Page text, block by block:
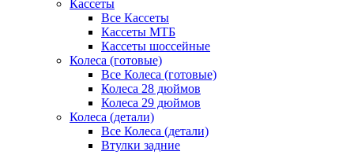
Кассеты
Все Кассеты
Кассеты МТБ
Кассеты шоссейные
Колеса (готовые)
Все Колеса (готовые)
Колеса 28 дюймов
Колеса 29 дюймов
Колеса (детали)
Все Колеса (детали)
Втулки задние